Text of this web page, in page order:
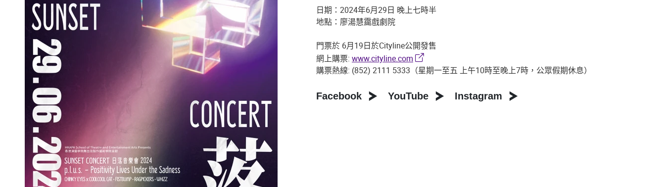
日期：2024年6月29日 晚上七時半
地點：廖湯慧靄戲劇院
門票於 6月19日於Cityline公開發售
網上購票: www.cityline.com
購票熱線: (852) 2111 5333（星期一至五 上午10時至晚上7時，公眾假期休息）
Facebook YouTube Instagram